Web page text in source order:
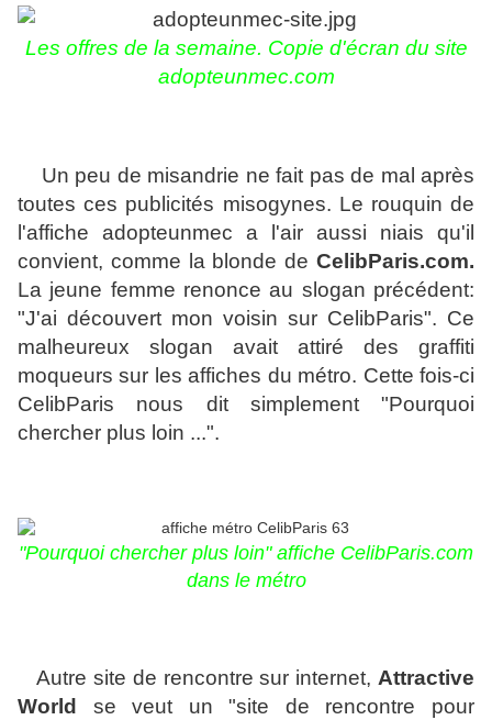
Les offres de la semaine. Copie d'écran du site
adopteunmec.com
Un peu de misandrie ne fait pas de mal après
toutes ces publicités misogynes. Le rouquin de
l'affiche adopteunmec a l'air aussi niais qu'il
convient, comme la blonde de CelibParis.com.
La jeune femme renonce au slogan précédent:
"J'ai découvert mon voisin sur CelibParis". Ce
malheureux slogan avait attiré des graffiti
moqueurs sur les affiches du métro. Cette fois-ci
CelibParis nous dit simplement "Pourquoi
chercher plus loin ...".
"Pourquoi chercher plus loin" affiche CelibParis.com
dans le métro
Autre site de rencontre sur internet, Attractive
World
se veut un "site de rencontre pour